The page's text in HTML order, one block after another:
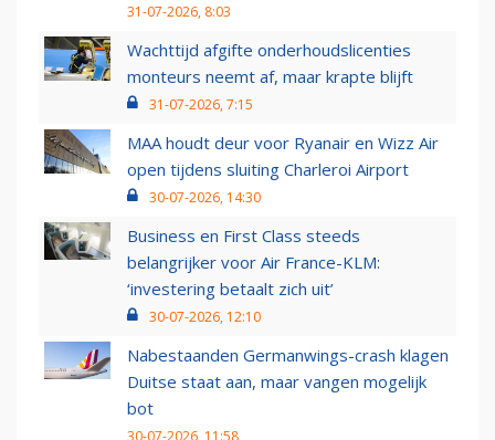
31-07-2026, 8:03
Wachttijd afgifte onderhoudslicenties
monteurs neemt af, maar krapte blijft
31-07-2026, 7:15
MAA houdt deur voor Ryanair en Wizz Air
open tijdens sluiting Charleroi Airport
30-07-2026, 14:30
Business en First Class steeds
belangrijker voor Air France-KLM:
‘investering betaalt zich uit’
30-07-2026, 12:10
Nabestaanden Germanwings-crash klagen
Duitse staat aan, maar vangen mogelijk
bot
30-07-2026, 11:58